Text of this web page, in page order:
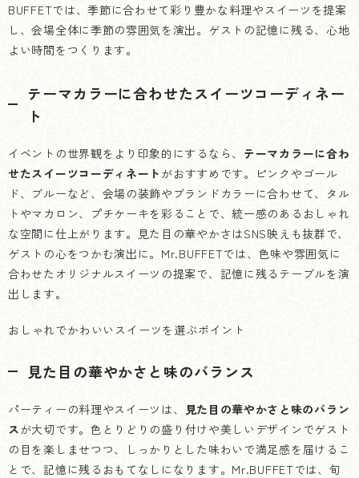
BUFFETでは、季節に合わせて彩り豊かな料理やスイーツを提案
し、会場全体に季節の雰囲気を演出。ゲストの記憶に残る、心地
よい時間をつくります。
テーマカラーに合わせたスイーツコーディネー
ト
イベントの世界観をより印象的にするなら、 テーマカラーに合わ
せたスイーツコーディネート がおすすめです。ピンクやゴール
ド、ブルーなど、会場の装飾やブランドカラーに合わせて、タル
トやマカロン、プチケーキを彩ることで、統一感のあるおしゃれ
な空間に仕上がります。見た目の華やかさはSNS映えも抜群で、
ゲストの心をつかむ演出に。Mr.BUFFETでは、色味や雰囲気に
合わせたオリジナルスイーツの提案で、記憶に残るテーブルを演
出します。
おしゃれでかわいいスイーツを選ぶポイント
見た目の華やかさと味のバランス
パーティーの料理やスイーツは、
見た目の華やかさと味のバラン
スが大切です。色とりどりの盛り付けや美しいデザインでゲスト
の目を楽しませつつ、しっかりとした味わいで満足感を届けるこ
とで、記憶に残るおもてなしになります。Mr.BUFFETでは、旬